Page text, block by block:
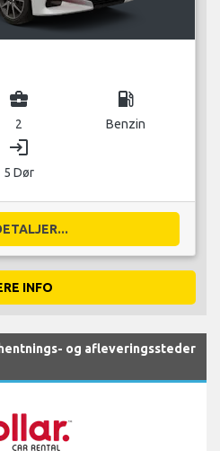
business_center
2
local_gas_station
Benzin
login
5 Dør
INFO
og afleveringssteder